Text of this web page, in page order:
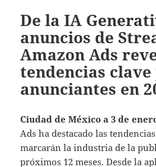
De la IA
anuncios de
Amazon Ads
tendencias
anunciantes en
Ciudad de México a 3 de
Ads ha destacado las
marcarán la industria de la
próximos 12 meses. Desde la